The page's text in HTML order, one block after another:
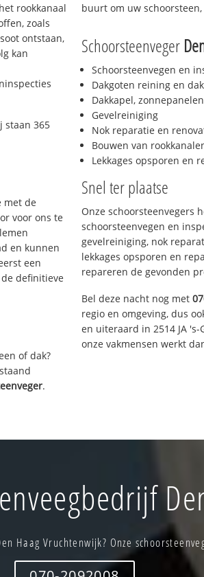
rookkanaal
zoals
ontstaan,
kan
staan 365
met de
voor ons te
en kunnen
een
definitieve
of dak?
.
buurt om uw
Schoorsteenveger
Schoorsteenvegen en
Dakgoten reining en
Dakkapel,
Gevelreiniging
Nok reparatie en
Bouwen van
Lekkages opsporen en
Snel ter plaatse
Onze schoorsteenvegers
schoorsteenvegen en
gevelreiniging, nok
lekkages opsporen en
repareren de gevonden
Bel deze nacht nog met
regio en omgeving, dus
en uiteraard in 2514 JA
onze vakmensen werkt
Haag Vruchtenwijk? Onze